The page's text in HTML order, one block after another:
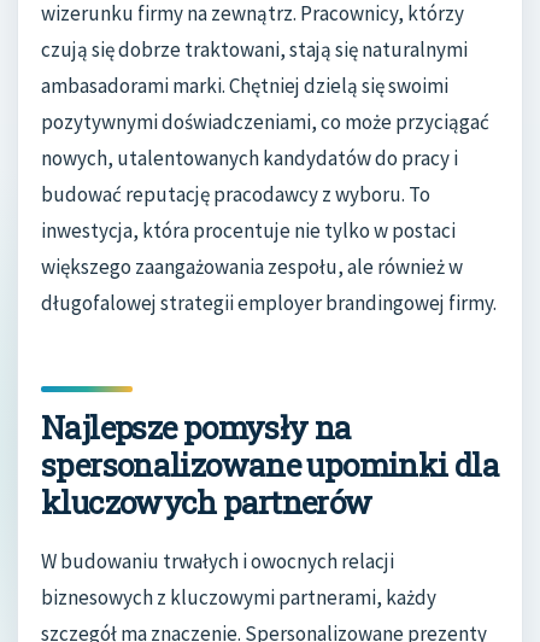
wizerunku firmy na zewnątrz. Pracownicy, którzy
czują się dobrze traktowani, stają się naturalnymi
ambasadorami marki. Chętniej dzielą się swoimi
pozytywnymi doświadczeniami, co może przyciągać
nowych, utalentowanych kandydatów do pracy i
budować reputację pracodawcy z wyboru. To
inwestycja, która procentuje nie tylko w postaci
większego zaangażowania zespołu, ale również w
długofalowej strategii employer brandingowej firmy.
Najlepsze pomysły na
spersonalizowane upominki dla
kluczowych partnerów
W budowaniu trwałych i owocnych relacji
biznesowych z kluczowymi partnerami, każdy
szczegół ma znaczenie. Spersonalizowane prezenty